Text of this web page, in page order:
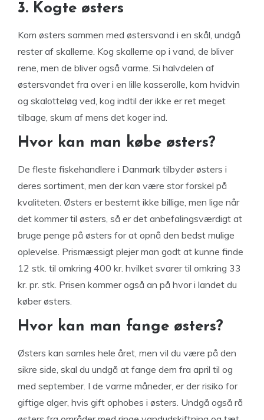
3. Kogte østers
Kom østers sammen med østersvand i en skål, undgå
rester af skallerne. Kog skallerne op i vand, de bliver
rene, men de bliver også varme. Si halvdelen af
østersvandet fra over i en lille kasserolle, kom hvidvin
og skalotteløg ved, kog indtil der ikke er ret meget
tilbage, skum af mens det koger ind.
Hvor kan man købe østers?
De fleste fiskehandlere i Danmark tilbyder østers i
deres sortiment, men der kan være stor forskel på
kvaliteten. Østers er bestemt ikke billige, men lige når
det kommer til østers, så er det anbefalingsværdigt at
bruge penge på østers for at opnå den bedst mulige
oplevelse. Prismæssigt plejer man godt at kunne finde
12 stk. til omkring 400 kr. hvilket svarer til omkring 33
kr. pr. stk. Prisen kommer også an på hvor i landet du
køber østers.
Hvor kan man fange østers?
Østers kan samles hele året, men vil du være på den
sikre side, skal du undgå at fange dem fra april til og
med september. I de varme måneder, er der risiko for
giftige alger, hvis gift ophobes i østers. Undgå også rå